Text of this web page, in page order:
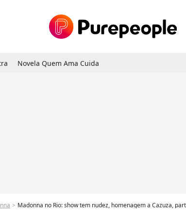
Novela Quem Ama Cuida
Madonna no Rio: show tem nudez, homenagem a Cazuza,